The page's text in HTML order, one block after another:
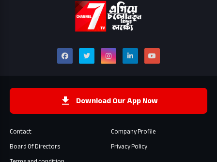
Download Our App Now
Contact
Company Profile
Board Of Directors
Privacy Policy